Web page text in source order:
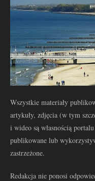
Wszystkie materiały
artykuły, zdjęcia (w tym
i wideo są własnością
publikowane lub
zastrzeżone.
Redakcja nie ponosi